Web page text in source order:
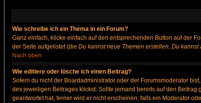
Wie schreibe ich ein Thema in ein Forum?
Ganz einfach, klicke einfach auf den entsprechenden Button auf der
der Seite aufgelistet (die Du kannst neue Themen erstellen, Du kannst
Nach oben
Wie editiere oder lösche ich einen Beitrag?
Sofern du nicht der Boardadministrator oder der Forumsmoderator
des jeweiligen Beitrages klickst. Sollte jemand bereits auf den
geantwortet hat, ferner wird er nicht erscheinen, falls ein Moderator